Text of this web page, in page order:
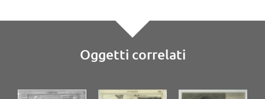
Oggetti correlati